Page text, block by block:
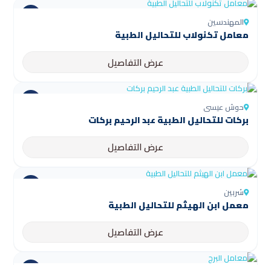
المهندسين
معامل تكنولاب للتحاليل الطبية
عرض التفاصيل
حوش عيسى
بركات للتحاليل الطبية عبد الرحيم بركات
عرض التفاصيل
شربين
عرض التفاصيل